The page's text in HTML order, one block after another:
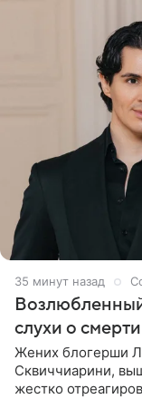
35 минут назад
слухи о
Жених блогерши
Сквиччиарини,
жестко